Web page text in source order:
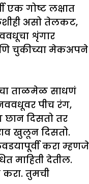
एक गोष्ट लक्षात
असो तेलकट,
शृंगार
चुकीच्या मेकअपने
ताळमेळ साधणं
पीच रंग,
छान दिसतो तर
खुलून दिसतो.
करा म्हणजे
माहिती देतील.
तुमची